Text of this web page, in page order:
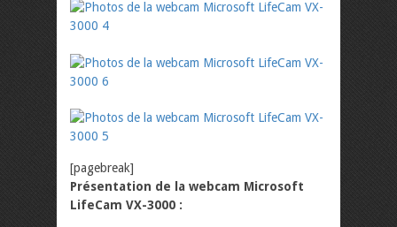
[pagebreak]
Présentation de la webcam Microsoft
LifeCam VX-3000 :